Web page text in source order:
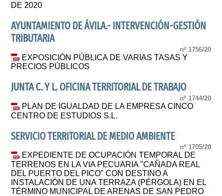
DE 2020
AYUNTAMIENTO DE ÁVILA.- INTERVENCIÓN-GESTIÓN
TRIBUTARIA
nº 1756/20
EXPOSICIÓN PÚBLICA DE VARIAS TASAS Y
PRECIOS PÚBLICOS
JUNTA C. Y L. OFICINA TERRITORIAL DE TRABAJO
nº 1744/20
PLAN DE IGUALDAD DE LA EMPRESA CINCO
CENTRO DE ESTUDIOS S.L.
SERVICIO TERRITORIAL DE MEDIO AMBIENTE
nº 1705/20
EXPEDIENTE DE OCUPACIÓN TEMPORAL DE
TERRENOS EN LA VIA PECUARIA "CAÑADA REAL
DEL PUERTO DEL PICO" CON DESTINO A
INSTALACIÓN DE UNA TERRAZA (PÉRGOLA) EN EL
TÉRMINO MUNICIPAL DE ARENAS DE SAN PEDRO